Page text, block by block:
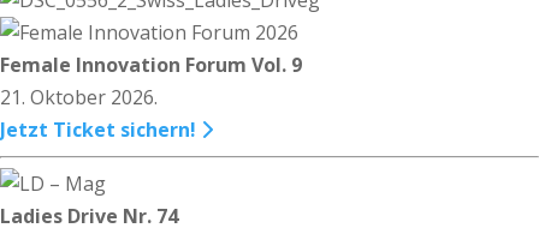
Female Innovation Forum Vol. 9
21. Oktober 2026.
Jetzt Ticket sichern!
Ladies Drive Nr. 74